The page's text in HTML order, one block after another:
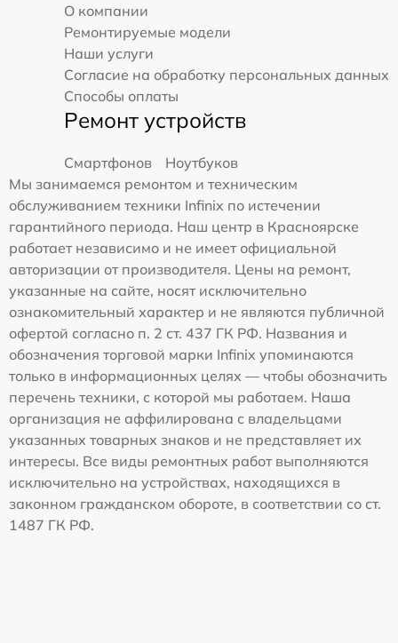
О компании
Ремонтируемые модели
Наши услуги
Согласие на обработку персональных данных
Способы оплаты
Ремонт устройств
Смартфонов
Ноутбуков
Мы занимаемся ремонтом и техническим
обслуживанием техники Infinix по истечении
гарантийного периода. Наш центр в Красноярске
работает независимо и не имеет официальной
авторизации от производителя. Цены на ремонт,
указанные на сайте, носят исключительно
ознакомительный характер и не являются публичной
офертой согласно п. 2 ст. 437 ГК РФ. Названия и
обозначения торговой марки Infinix упоминаются
только в информационных целях — чтобы обозначить
перечень техники, с которой мы работаем. Наша
организация не аффилирована с владельцами
указанных товарных знаков и не представляет их
интересы. Все виды ремонтных работ выполняются
исключительно на устройствах, находящихся в
законном гражданском обороте, в соответствии со ст.
1487 ГК РФ.